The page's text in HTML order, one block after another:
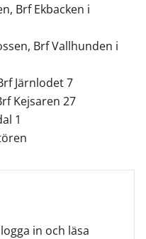
in och läsa
Brf Ekbacken i
Brf Vallhunden i
Järnlodet 7
Kejsaren 27
1